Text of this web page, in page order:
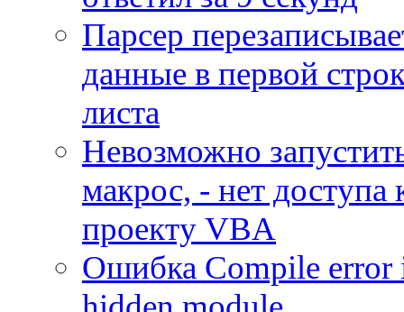
Парсер
данные в первой
листа
Невозможно
макрос, - нет доступа
проекту VBA
Ошибка Compile error